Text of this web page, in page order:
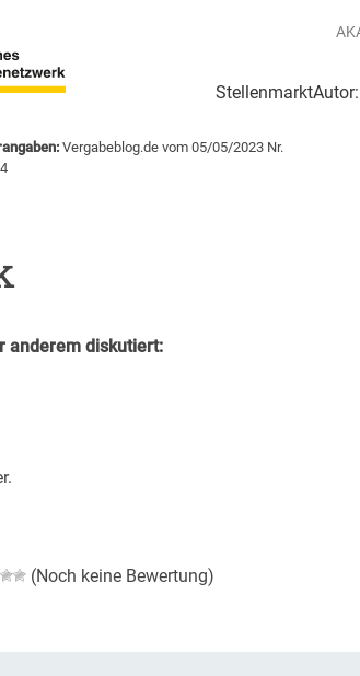
Stellenmarkt
Vergabeblog.de vom 05/05/2023 Nr.
anderem diskutiert:
.
(Noch keine Bewertung)